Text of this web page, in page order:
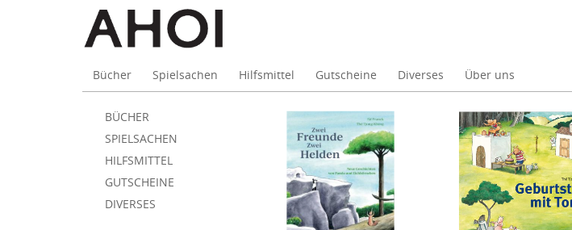
Bücher Spielsachen Hilfsmittel Gutscheine Diverses Über uns
BÜCHER
SPIELSACHEN
HILFSMITTEL
GUTSCHEINE
DIVERSES
Suche